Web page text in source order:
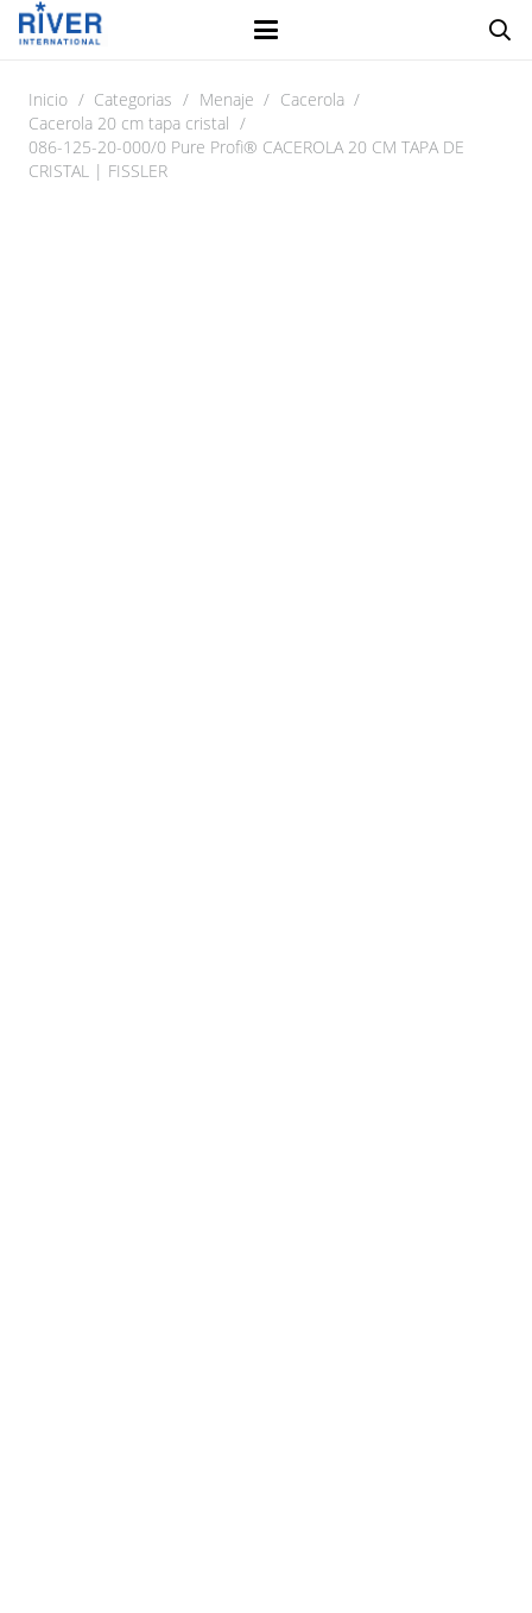
Inicio / Categorias / Menaje / Cacerola /
Cacerola 20 cm tapa cristal /
086-125-20-000/0 Pure Profi® CACEROLA 20 CM TAPA DE
CRISTAL | FISSLER